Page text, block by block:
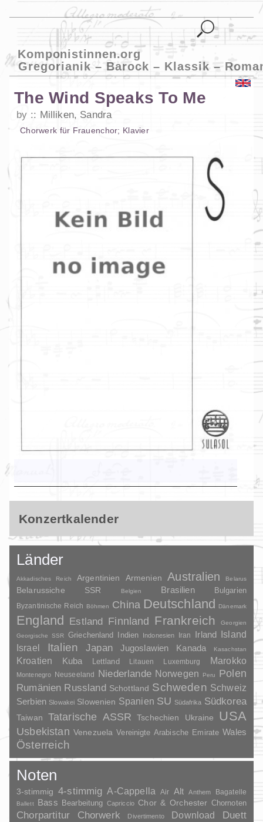
Komponistinnen.org
Gregorianik – Barock – Klassik –
The Wind Speaks To Me
by Milliken, Sandra
Chorwerk für Frauenchor; Klavier
Konzertkalender
Länder
Akkadisches Reich Argentinien Armenien Australien Belarus
Belarussiche SSR Belgien Brasilien Bulgarien
Byzantinische Reich Böhmen China Deutschland Dänemark
England Estland Finnland Frankreich
Georgien
Georgische SSR
Griechenland Indien Indonesien Iran Irland
Island
Israel
Italien Japan Jugoslawien Kanada Kasachstan
Kroatien Kuba Lettland Litauen Luxemburg Marokko
Montenegro Neuseeland Niederlande Norwegen Peru
Polen
Rumänien Russland Schottland Schweden Schweiz
Serbien Slowakei Slowenien Spanien SU Südafrika Südkorea
Taiwan Tatarische ASSR Tschechien Ukraine USA
Usbekistan Venezuela Vereinigte Arabische Emirate Wales
Österreich
Noten
3-stimmig 4-stimmig A-Cappella Air Alt Anthem Bagatelle
Ballett Bass Bearbeitung Capriccio Chor & Orchester Chornoten
Chorpartitur Chorwerk Divertimento Download
Duett